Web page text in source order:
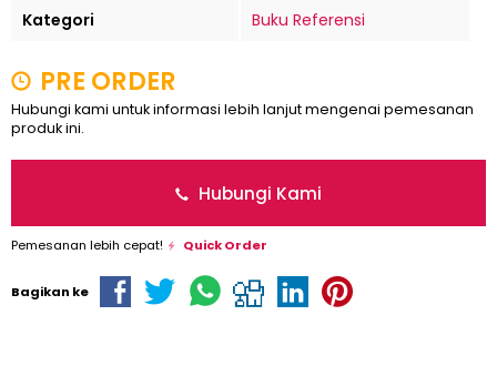
Kategori
Buku Referensi
PRE ORDER
Hubungi kami untuk informasi lebih lanjut mengenai pemesanan
produk ini.
Hubungi Kami
Pemesanan lebih cepat! Quick Order
Bagikan ke